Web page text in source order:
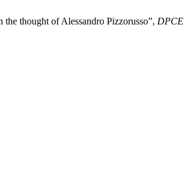
thought of Alessandro Pizzorusso”, DPCE